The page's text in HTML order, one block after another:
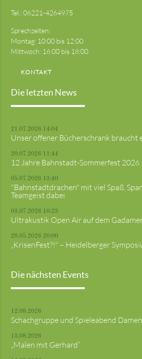
Tel.:06221-4264975
Sprechzeiten:
Montag: 10:00 bis 12:00
Mittwoch: 16:00 bis 18:00
KONTAKT
Die letzten News
21.07.2026 14:04
Unser offener Bücherschrank braucht
20.07.2026 11:44
12 Jahre Bahnstadt-Sommerfest 2026
05.07.2026 13:40
"Bahnstadtdrachen" mit viel Spaß,
Teamgeist dabei
03.07.2026 10:23
Ultrakustik Open Air auf dem
28.05.2026 20:00
„KrisenFest?!" – Heidelberger
Die nächsten Events
12.08.2026
Schachgruppe und Spieleabend Damen
13.08.2026
„Malen mit Gerhard“